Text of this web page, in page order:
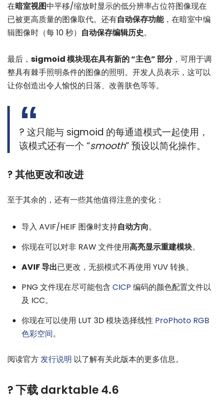
在暗室视图中平移/缩放时显示的低分辨率占位符图像现在
已被更高质量的图像取代。还有自动保存功能，在暗室中编
辑图像时（每 10 秒） 自动保存编辑历史。
最后， sigmoid 模块现在具有新的 “主色” 部分，可用于调
整具有棘手照明条件的图像的照明。开发人员表示，这可以
让你创造出令人愉悦的日落、改善肤色等等。
? 这只能与 sigmoid 的每通道模式一起使用，
该模式还有一个 “smooth” 预设以简化操作。
?️ 其他更改和改进
至于其余的，还有一些其他值得注意的变化：
导入 AVIF/HEIF 图像时支持自动方向。
你现在可以对非 RAW 文件使用高亮显示重建模块。
AVIF 导出已更改，无损模式不再使用 YUV 转换。
PNG 文件现在尽可能包含 CICP 编码的颜色配置文件以
及 ICC。
你现在可以使用 LUT 3D 模块选择线性 ProPhoto RGB
色彩空间。
阅读官方发行说明 以了解有关此版本的更多信息。
? 下载 darktable 4.6